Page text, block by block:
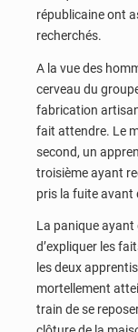
républicaine ont
recherchés.
A la vue des
cerveau du
fabrication
fait attendre. Le
second, un
troisième ayant
pris la fuite avant
La panique ayant
d’expliquer les
les deux
mortellement
train de se